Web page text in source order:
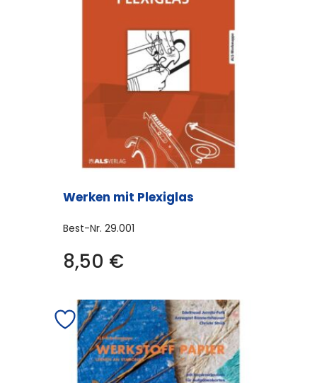
Werken mit Plexiglas
Best-Nr. 29.001
8,50 €